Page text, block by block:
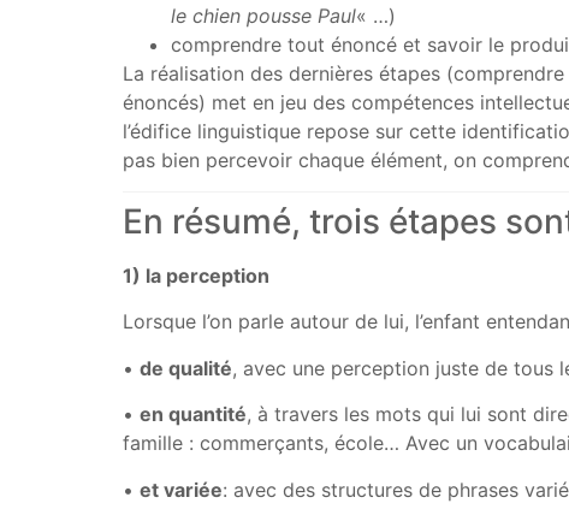
le chien pousse Paul« …)
comprendre tout énoncé et savoir le
La réalisation des dernières étapes
énoncés) met en jeu des compétences
l’édifice linguistique repose sur cette
pas bien percevoir chaque élément, on
En résumé, trois étapes
1) la perception
Lorsque l’on parle autour de lui, l’enfant
• de qualité, avec une perception juste de tous
• en quantité, à travers les mots qui lui sont
famille : commerçants, école… Avec un
• et variée: avec des structures de phrases